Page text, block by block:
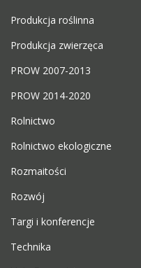
Produkcja roślinna
Produkcja zwierzęca
PROW 2007-2013
PROW 2014-2020
Rolnictwo
Rolnictwo ekologiczne
Rozmaitości
Rozwój
Targi i konferencje
Technika